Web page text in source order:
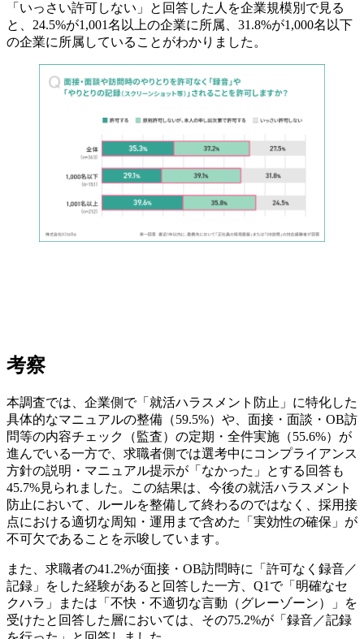
「いっさい許可しない」と回答した人を企業規模別で見る
と、24.5%が1,001名以上の企業に所属、31.8%が1,000名以下
の企業に所属していることがわかりました。
考察
本調査では、企業側で「就活ハラスメント防止」に特化した
具体的なマニュアルの整備（59.5%）や、面接・面談・OB訪
問等の内容チェック（監査）の定期・全件実施（55.6%）が
進んでいる一方で、求職者側では選考中にコンプライアンス
方針の説明・マニュアル提示が「なかった」とする回答も
45.7%見られました。この結果は、今後の就活ハラスメント
防止において、ルールを整備して終わるのではなく、採用接
点における適切な周知・運用まで含めた「実効性の確保」が
不可欠であることを示唆しています。
また、求職者の41.2%が面接・OB訪問時に「許可なく録音／
記録」をした経験があると回答した一方、Q1で「明確なセ
クハラ」または「不快・不適切な言動（グレーゾーン）」を
受けたと回答した層においては、その75.2%が「録音／記録